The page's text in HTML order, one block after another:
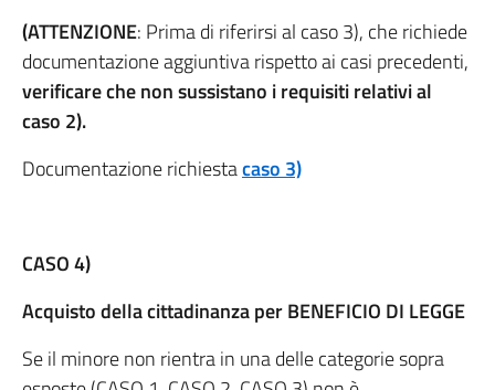
(ATTENZIONE: Prima di riferirsi al caso 3), che richiede
documentazione aggiuntiva rispetto ai casi precedenti,
verificare che non sussistano i requisiti relativi al
caso 2).
Documentazione richiestacaso 3)
CASO 4)
Acquisto della cittadinanza per BENEFICIO DI LEGGE
Se il minore non rientra in una delle categorie sopra